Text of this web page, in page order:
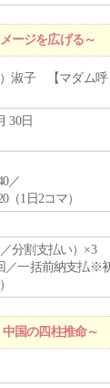
ージを広げる～
淑子 【マダム呼
30日
／
（1日2コマ）
分割支払い）×3
／一括前納支払※
国の四柱推命～